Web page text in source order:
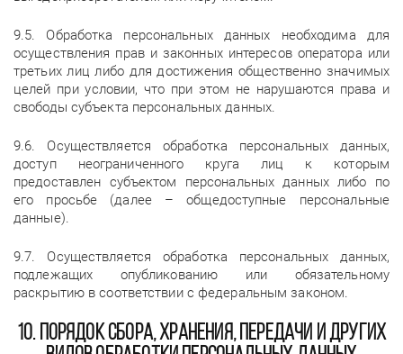
9.5. Обработка персональных данных необходима для
осуществления прав и законных интересов оператора или
третьих лиц либо для достижения общественно значимых
целей при условии, что при этом не нарушаются права и
свободы субъекта персональных данных.
9.6. Осуществляется обработка персональных данных,
доступ неограниченного круга лиц к которым
предоставлен субъектом персональных данных либо по
его просьбе (далее – общедоступные персональные
данные).
9.7. Осуществляется обработка персональных данных,
подлежащих опубликованию или обязательному
раскрытию в соответствии с федеральным законом.
10. Порядок сбора, хранения, передачи и других